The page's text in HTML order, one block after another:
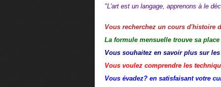
"L'art est un langage, apprenons à le
Vous recherchez un cours d'histoire
La formule mensuelle trouve sa
Vous souhaitez en savoir plus sur
Vous voulez comprendre les
Vous évadez? en satisfaisant votre